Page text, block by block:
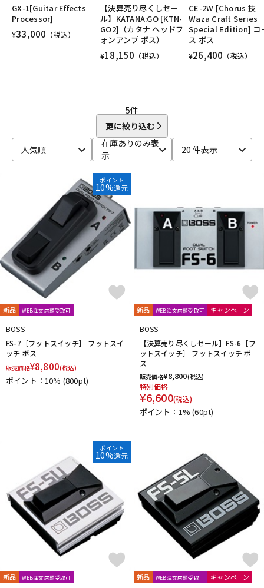
GX-1[Guitar Effects
Processor]
¥33,000 （税込）
【決算売り尽くしセー
ル】KATANA:GO [KTN-
GO2]（カタナ ヘッドフ
ォンアンプ ボス）
¥18,150 （税込）
CE-2W [Chorus 技
Waza Craft Series
Special Edition] コ
ス ボス
¥26,400 （税込）
5件
更に絞り込む
人気順
在庫ありのみ表
示
20 件表示
ポイント
10%還元
新品 WEB注文店頭受取可
BOSS
FS-7［フットスイッチ］ フットスイ
ッチ ボス
販売価格¥8,800(税込)
ポイント：10% (800pt)
新品 WEB注文店頭受取可 キャンペーン
BOSS
【決算売り尽くしセール】FS-6［フ
ットスイッチ］ フットスイッチ ボ
ス
販売価格¥8,800(税込)
特別価格
¥6,600(税込)
ポイント：1%(60pt)
ポイント
10%還元
新品 WEB注文店頭受取可 新品 WEB注文店頭受取可 キャンペーン